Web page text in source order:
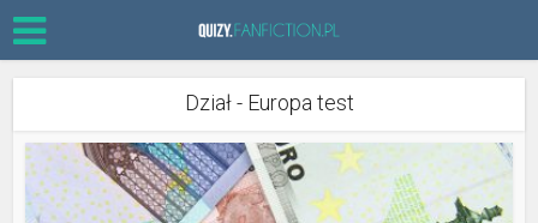
Dział - Europa test